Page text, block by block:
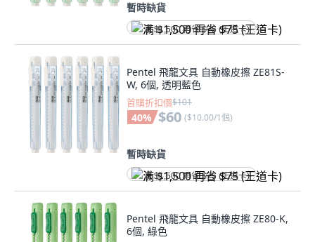
暫時缺貨
满 $1,500 再省 $75 (王道卡)
Pentel 飛龍文具 自動橡皮擦 ZE81S-
W, 6個, 透明藍色
首購折扣價$101
40% $60 ($10.00/1個)
暫時缺貨
满 $1,500 再省 $75 (王道卡)
Pentel 飛龍文具 自動橡皮擦 ZE80-K,
6個, 綠色